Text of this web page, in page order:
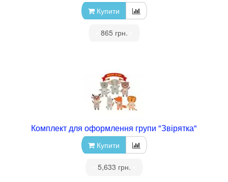
Купити
865 грн.
Комплект для оформлення групи "Звірятка"
Купити
5,633 грн.